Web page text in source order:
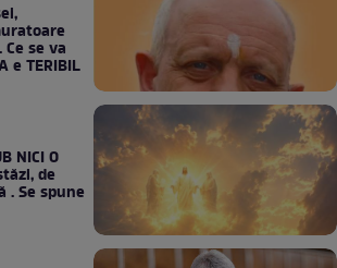
se va
e TERIBIL
NICI O
de
. Se spune